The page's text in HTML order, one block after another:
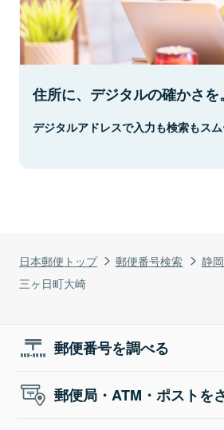
日本郵便トップ 郵便番号検索 静
三ヶ日町大崎
住所に、デジタルの確かさを。
デジタルアドレスで入力も検索もスム
郵便番号を調べる
郵便局・ATM・ポストを